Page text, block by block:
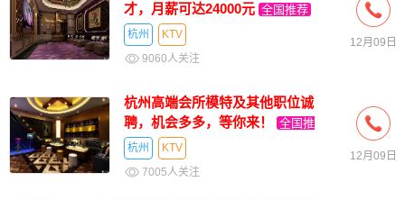
才，月薪可达24000元 全国推荐
杭州
KTV
9060人关注
12月09日
杭州高端会所模特及其他职位诚
聘，机会多多，等你来！
全国推
荐
杭州
KTV
7005人关注
12月09日